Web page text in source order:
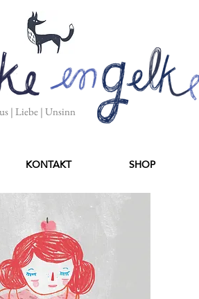
| Liebe | Unsinn
KONTAKT SHOP